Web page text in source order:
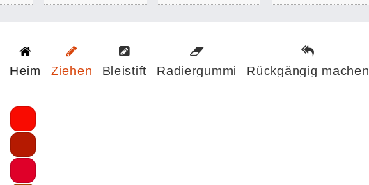
Heim Ziehen Bleistift Radiergummi Rückgängig machen